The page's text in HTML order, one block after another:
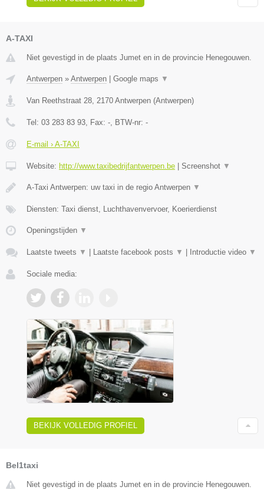
A-TAXI
Niet gevestigd in de plaats Jumet en in de provincie Henegouwen.
Antwerpen » Antwerpen Google maps ▼
Van Reethstraat 28, 2170 Antwerpen (Antwerpen)
Tel: 03 283 83 93, Fax: -, BTW-nr: -
E-mail › A-TAXI
Website: http://www.taxibedrijfantwerpen.be Screenshot ▼
A-Taxi Antwerpen: uw taxi in de regio Antwerpen ▼
Diensten: Taxi dienst, Luchthavenvervoer, Koerierdienst
Openingstijden ▼
Laatste tweets ▼ Laatste facebook posts ▼ Introductie video ▼
Sociale media:
BEKIJK VOLLEDIG PROFIEL
Bel1taxi
Niet gevestigd in de plaats Jumet en in de provincie Henegouwen.